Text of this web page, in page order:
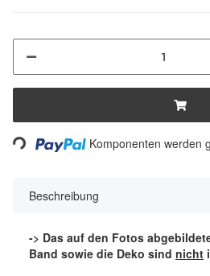
Loading... Komponenten werden
Beschreibung
-> Das auf den Fotos
Band sowie die Deko sind nicht